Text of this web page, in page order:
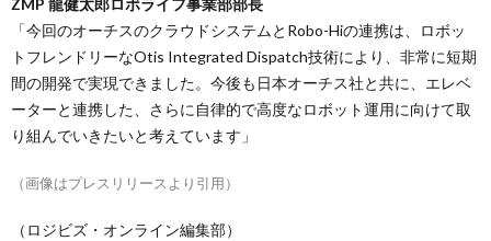
ZMP 龍健太郎ロボライフ事業部部長
「今回のオーチスのクラウドシステムとRobo-Hiの連携は、ロボッ
トフレンドリーなOtis Integrated Dispatch技術により、非常に短期
間の開発で実現できました。今後も日本オーチス社と共に、エレベ
ーターと連携した、さらに自律的で高度なロボット運用に向けて取
り組んでいきたいと考えています」
（画像はプレスリリースより引用）
（ロジビズ・オンライン編集部）